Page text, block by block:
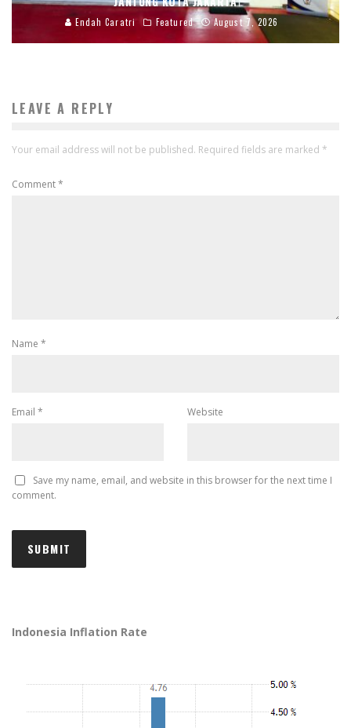
Endah Caratri Featured August 7, 2026
LEAVE A REPLY
Your email address will not be published. Required fields are marked *
Comment*
Name *
Email * Website
Save my name, email, and website in this browser for the next time I
comment.
Indonesia Inflation Rate